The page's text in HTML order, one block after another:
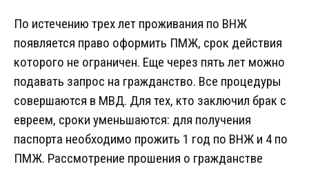
По истечению трех лет проживания по ВНЖ
появляется право оформить ПМЖ, срок действия
которого не ограничен. Еще через пять лет можно
подавать запрос на гражданство. Все процедуры
совершаются в МВД. Для тех, кто заключил брак с
евреем, сроки уменьшаются: для получения
паспорта необходимо прожить 1 год по ВНЖ и 4 по
ПМЖ. Рассмотрение прошения о гражданстве